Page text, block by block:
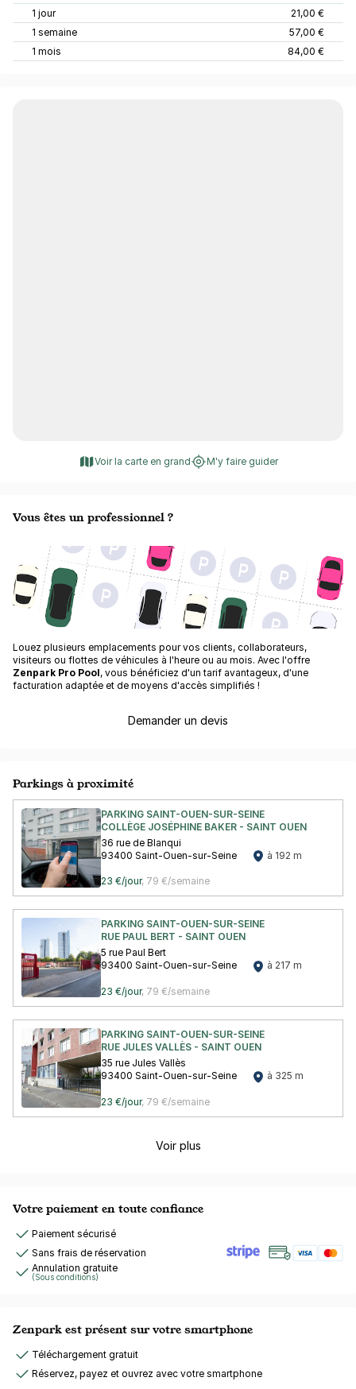
1 jour
21,00 €
1 semaine
57,00 €
1 mois
84,00 €
Voir la carte en grand M'y faire guider
Vous êtes un professionnel ?
Louez plusieurs emplacements pour vos clients, collaborateurs,
visiteurs ou flottes de véhicules à l'heure ou au mois. Avec l'offre
Zenpark Pro Pool, vous bénéficiez d'un tarif avantageux, d'une
facturation adaptée et de moyens d'accès simplifiés !
Demander un devis
Parkings à proximité
PARKING SAINT-OUEN-SUR-SEINE
COLLÈGE JOSÉPHINE BAKER - SAINT OUEN
36 rue de Blanqui
93400 Saint-Ouen-sur-Seine
à 192 m
23 €/jour, 79 €/semaine
PARKING SAINT-OUEN-SUR-SEINE
RUE PAUL BERT - SAINT OUEN
5 rue Paul Bert
93400 Saint-Ouen-sur-Seine
à 217 m
23 €/jour, 79 €/semaine
PARKING SAINT-OUEN-SUR-SEINE
RUE JULES VALLÈS - SAINT OUEN
35 rue Jules Vallès
93400 Saint-Ouen-sur-Seine
à 325 m
23 €/jour, 79 €/semaine
Voir plus
Votre paiement en toute confiance
Paiement sécurisé
Sans frais de réservation
Annulation gratuite
(Sous conditions)
Zenpark est présent sur votre smartphone
Téléchargement gratuit
Réservez, payez et ouvrez avec votre smartphone